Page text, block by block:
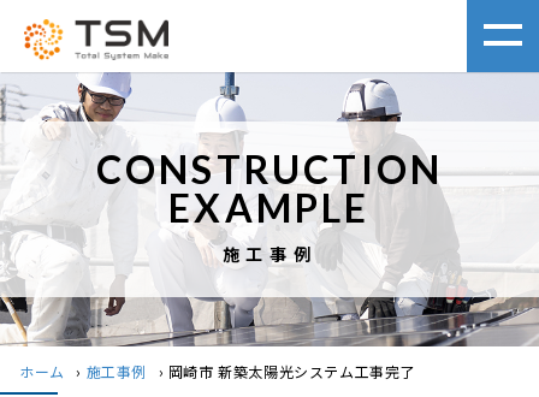
CONSTRUCTION
EXAMPLE
施工事例
ホーム › 施工事例 › 岡崎市 新築太陽光システム工事完了